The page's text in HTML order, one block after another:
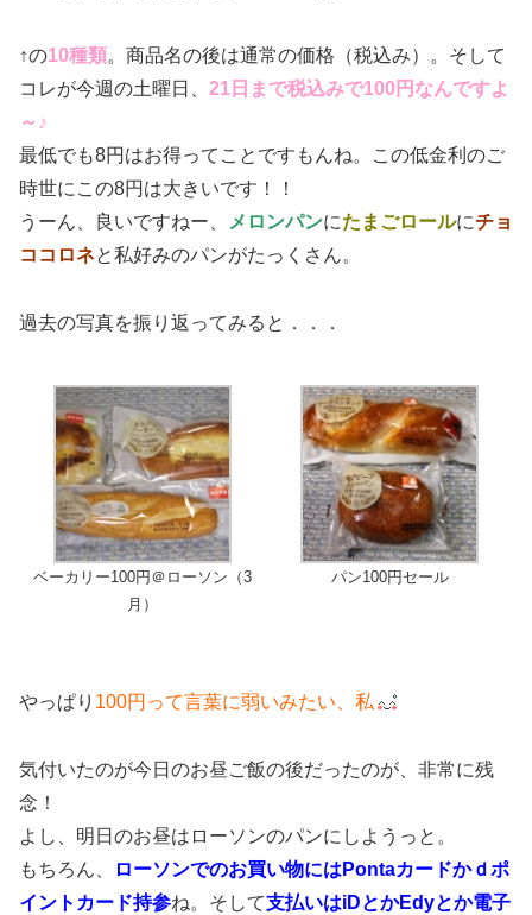
↑の10種類。商品名の後は通常の価格（税込み）。そして
コレが今週の土曜日、 21日まで税込みで100円なんですよ
～♪
最低でも8円はお得ってことですもんね。この低金利のご
時世にこの8円は大きいです！！
うーん、良いですねー、
メロンパンにたまごロールにチョ
ココロネと私好みのパンがたっくさん。
過去の写真を振り返ってみると．．．
ベーカリー100円＠ローソン（3
月）
パン100円セール
やっぱり 100円って言葉に弱いみたい、私
気付いたのが今日のお昼ご飯の後だったのが、非常に残
念！
よし、明日のお昼はローソンのパンにしようっと。
もちろん、
ローソンでのお買い物にはPontaカードかｄポ
イントカード持参ね。そして支払いはiDとかEdyとか電子